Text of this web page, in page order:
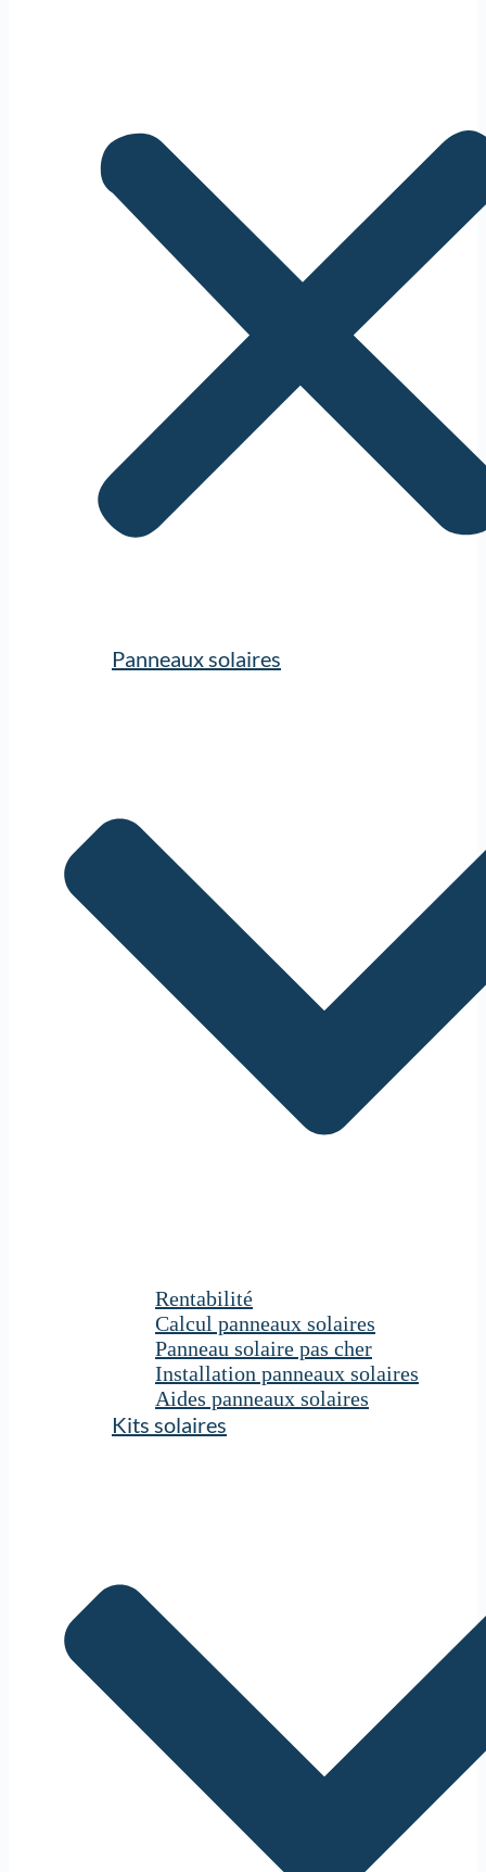
Panneaux solaires
Rentabilité
Calcul panneaux solaires
Panneau solaire pas cher
Installation panneaux solaires
Aides panneaux solaires
Kits solaires